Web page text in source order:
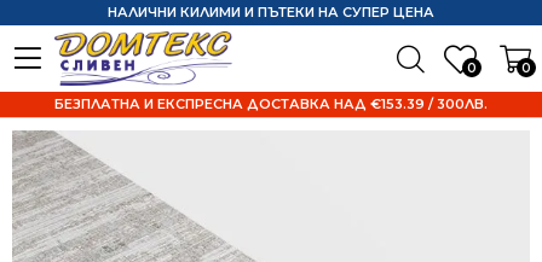
0 0
НАЛИЧНИ КИЛИМИ И ПЪТЕКИ НА СУПЕР ЦЕНА
БЕЗПЛАТНА И ЕКСПРЕСНА ДОСТАВКА НАД €153.39 / 300ЛВ.